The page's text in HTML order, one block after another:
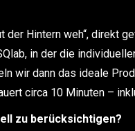
Hintern weh“, direkt
in der die
wir dann das ideale
circa 10 Minuten –
zu berücksichtigen?